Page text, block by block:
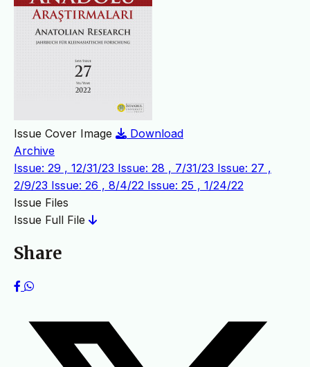
Issue Cover Image
Download
Archive
Issue: 29 , 12/31/23 Issue: 28 , 7/31/23 Issue: 27 ,
2/9/23 Issue: 26 , 8/4/22 Issue: 25 , 1/24/22
Issue Files
Issue Full File
Share